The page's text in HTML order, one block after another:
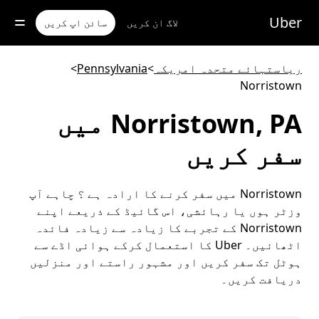
مواد
جائیں
Uber لاگ ان کریں سائن اپ کریں
ریاستہائے متحدہ امریکہ>
Pennsylvania
>
Norristown
Norristown, PA میں
سفر کریں
Norristown میں سفر کرنے کا ارادہ ہے ؟ چاہے آپ
وزٹر ہوں یا رہائشی، اس گائیڈ کے ذریعے اپنے
Norristown کے تجربے کا زیادہ سے زیادہ فائدہ
اٹھائیں۔ Uber کا استعمال کرکے ہوائی اڈے سے
ہوٹل تک سفر کریں اور مشہور راستے اور منزلیں
دریافت کریں۔